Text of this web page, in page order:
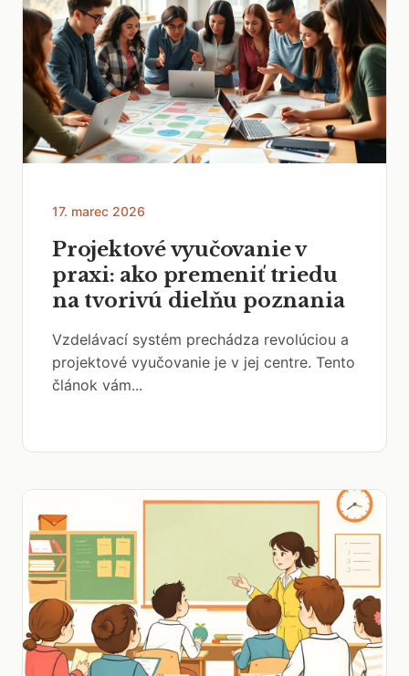
17. marec 2026
Projektové vyučovanie v
praxi: ako premeniť triedu
na tvorivú dielňu poznania
Vzdelávací systém prechádza revolúciou a
projektové vyučovanie je v jej centre. Tento
článok vám...